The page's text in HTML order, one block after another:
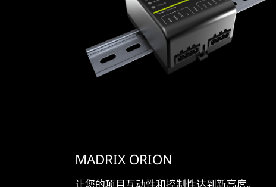
MADRIX ORION
让您的项目互动性和控制性达到新高度。